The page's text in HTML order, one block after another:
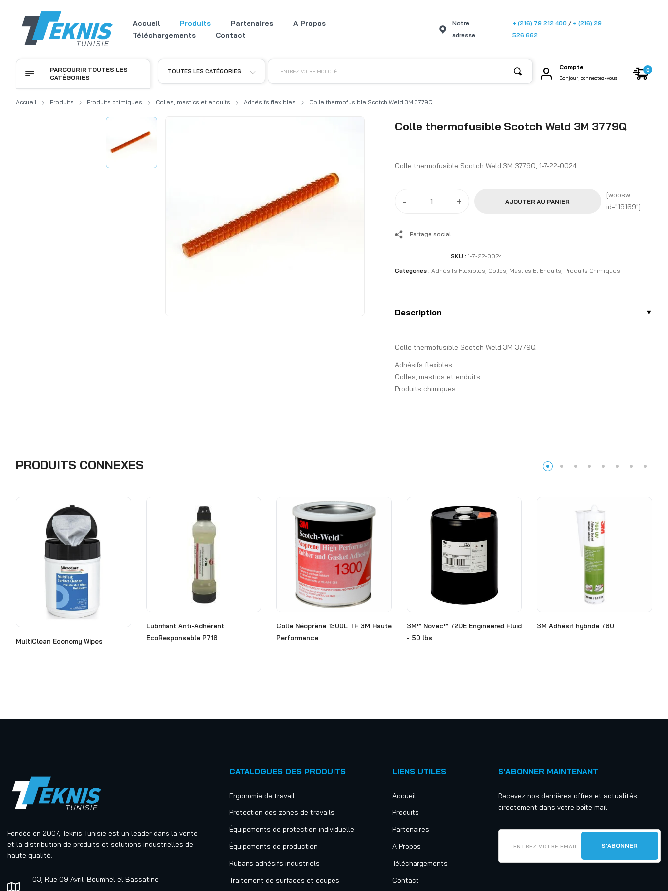
Accueil Produits Partenaires
A Propos
Téléchargements
Contact
Notre
adresse
+ (216) 79 212 400 / + (216) 29
526 662
TOUTES LES CATÉGORIES ENTREZ VOTRE MOT-CLÉ
Compte
Bonjour, connectez-vous
0
PARCOURIR TOUTES LES
CATÉGORIES
Accueil Produits Produits chimiques Colles, mastics et enduits Adhésifs flexibles Colle thermofusible Scotch Weld 3M 3779Q
Colle thermofusible Scotch Weld 3M 3779Q
Colle thermofusible Scotch Weld 3M 3779Q, 1-7-22-0024
- + AJOUTER AU PANIER
[woosw
id="19169"]
Partage social
SKU : 1-7-22-0024
Categories : Adhésifs Flexibles, Colles, Mastics Et Enduits, Produits Chimiques
Description
Colle thermofusible Scotch Weld 3M 3779Q
Adhésifs flexibles
Colles, mastics et enduits
Produits chimiques
PRODUITS CONNEXES
MultiClean Economy Wipes
Lubrifiant Anti-Adhérent
EcoResponsable P716
Colle Néoprène 1300L TF 3M Haute
Performance
3M™ Novec™ 72DE Engineered Fluid
- 50 lbs
3M Adhésif hybride 760
Fondée en 2007, Teknis Tunisie est un leader dans la vente
et la distribution de produits et solutions industrielles de
haute qualité.
03, Rue 09 Avril, Boumhel el Bassatine
CATALOGUES DES PRODUITS
Ergonomie de travail
Protection des zones de travails
Équipements de protection individuelle
Équipements de production
Rubans adhésifs industriels
Traitement de surfaces et coupes
LIENS UTILES
Accueil
Produits
Partenaires
A Propos
Téléchargements
Contact
S'ABONNER MAINTENANT
Recevez nos dernières offres et actualités
directement dans votre boîte mail.